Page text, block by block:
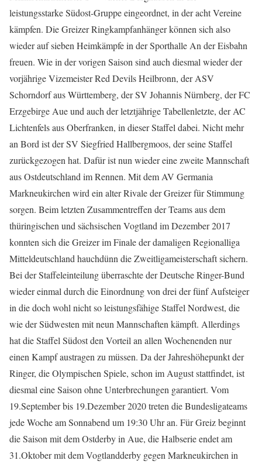
leistungsstarke Südost-Gruppe eingeordnet, in der acht Vereine
kämpfen. Die Greizer Ringkampfanhänger können sich also
wieder auf sieben Heimkämpfe in der Sporthalle An der Eisbahn
freuen. Wie in der vorigen Saison sind auch diesmal wieder der
vorjährige Vizemeister Red Devils Heilbronn, der ASV
Schorndorf aus Württemberg, der SV Johannis Nürnberg, der FC
Erzgebirge Aue und auch der letztjährige Tabellenletzte, der AC
Lichtenfels aus Oberfranken, in dieser Staffel dabei. Nicht mehr
an Bord ist der SV Siegfried Hallbergmoos, der seine Staffel
zurückgezogen hat. Dafür ist nun wieder eine zweite Mannschaft
aus Ostdeutschland im Rennen. Mit dem AV Germania
Markneukirchen wird ein alter Rivale der Greizer für Stimmung
sorgen. Beim letzten Zusammentreffen der Teams aus dem
thüringischen und sächsischen Vogtland im Dezember 2017
konnten sich die Greizer im Finale der damaligen Regionalliga
Mitteldeutschland hauchdünn die Zweitligameisterschaft sichern.
Bei der Staffeleinteilung überraschte der Deutsche Ringer-Bund
wieder einmal durch die Einordnung von drei der fünf Aufsteiger
in die doch wohl nicht so leistungsfähige Staffel Nordwest, die
wie der Südwesten mit neun Mannschaften kämpft. Allerdings
hat die Staffel Südost den Vorteil an allen Wochenenden nur
einen Kampf austragen zu müssen. Da der Jahreshöhepunkt der
Ringer, die Olympischen Spiele, schon im August stattfindet, ist
diesmal eine Saison ohne Unterbrechungen garantiert. Vom
19.September bis 19.Dezember 2020 treten die Bundesligateams
jede Woche am Sonnabend um 19:30 Uhr an. Für Greiz beginnt
die Saison mit dem Ostderby in Aue, die Halbserie endet am
31.Oktober mit dem Vogtlandderby gegen Markneukirchen in